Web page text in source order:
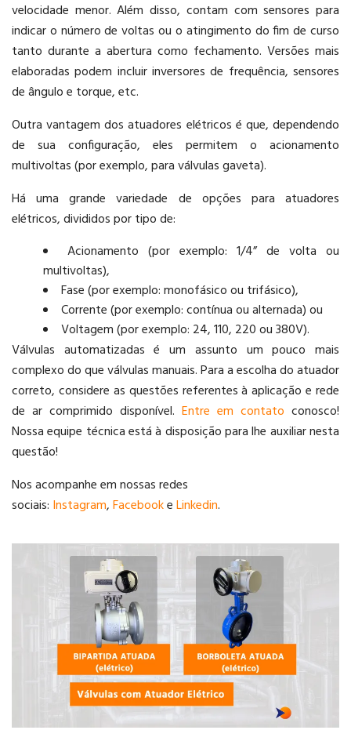
velocidade menor. Além disso, contam com sensores para
indicar o número de voltas ou o atingimento do fim de curso
tanto durante a abertura como fechamento. Versões mais
elaboradas podem incluir inversores de frequência, sensores
de ângulo e torque, etc.
Outra vantagem dos atuadores elétricos é que, dependendo
de sua configuração, eles permitem o acionamento
multivoltas (por exemplo, para válvulas gaveta).
Há uma grande variedade de opções para atuadores
elétricos, divididos por tipo de:
Acionamento (por exemplo: 1/4” de volta ou
multivoltas),
Fase (por exemplo: monofásico ou trifásico),
Corrente (por exemplo: contínua ou alternada) ou
Voltagem (por exemplo: 24, 110, 220 ou 380V).
Válvulas automatizadas é um assunto um pouco mais
complexo do que válvulas manuais. Para a escolha do atuador
correto, considere as questões referentes à aplicação e rede
de ar comprimido disponível. Entre em contato conosco!
Nossa equipe técnica está à disposição para lhe auxiliar nesta
questão!
Nos acompanhe em nossas redes
sociais: Instagram,FacebookeLinkedin.